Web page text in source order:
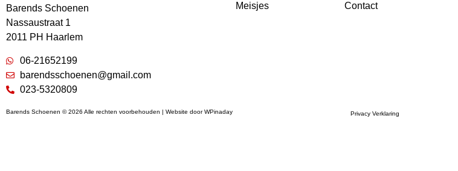
Barends Schoenen
Nassaustraat 1
2011 PH Haarlem
06-21652199
barendsschoenen@gmail.com
023-5320809
Meisjes
Contact
Barends Schoenen © 2026 Alle rechten voorbehouden | Website doorWPinaday Privacy Verklaring